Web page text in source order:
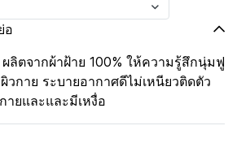
อ
ลิตจากผ้าฝ้าย 100% ให้ความรู้สึกนุ่มฟู
วกาย ระบายอากาศดีไม่เหนียวติดตัว
ยและและมีเหงื่อ